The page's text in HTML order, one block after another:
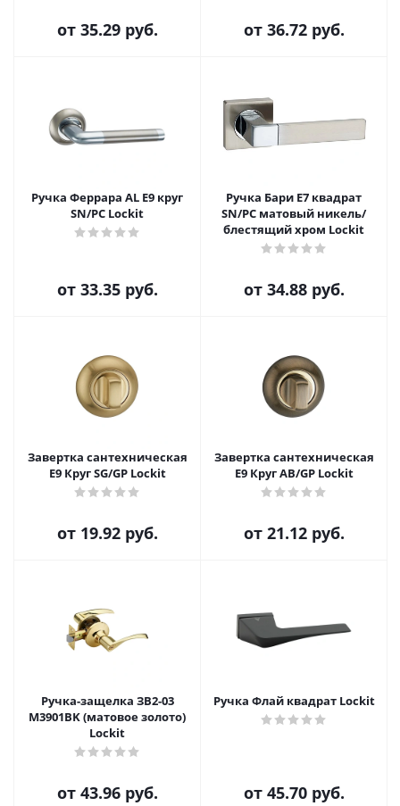
от 35.29 руб. от 36.72 руб.
Ручка Феррара AL E9 круг
SN/PC Lockit
от 33.35 руб.
Ручка Бари E7 квадрат
SN/PC матовый никель/
блестящий хром Lockit
от 34.88 руб.
Завертка сантехническая
Е9 Круг SG/GP Lockit
от 19.92 руб.
Завертка сантехническая
Е9 Круг AB/GP Lockit
от 21.12 руб.
Ручка-защелка ЗВ2-03
М3901BK (матовое золото)
Lockit
от 43.96 руб.
Ручка Флай квадрат Lockit
от 45.70 руб.